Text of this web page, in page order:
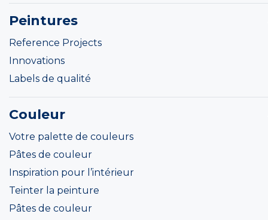
Peintures
Reference Projects
Innovations
Labels de qualité
Couleur
Votre palette de couleurs
Pâtes de couleur
Inspiration pour l’intérieur
Teinter la peinture
Pâtes de couleur